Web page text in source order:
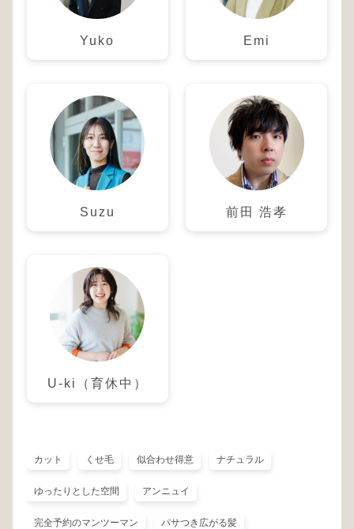
Yuko Emi
Suzu 前田 浩孝
U-ki（育休中）
カット くせ毛 似合わせ得意 ナチュラル
ゆったりとした空間 アンニュイ
完全予約のマンツーマン パサつき広がる髪